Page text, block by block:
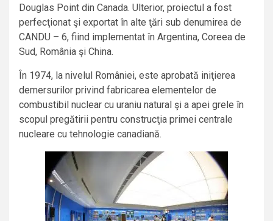
Douglas Point din Canada. Ulterior, proiectul a fost
perfecţionat şi exportat în alte ţări sub denumirea de
CANDU – 6, fiind implementat în Argentina, Coreea de
Sud, România şi China.
În 1974, la nivelul României, este aprobată iniţierea
demersurilor privind fabricarea elementelor de
combustibil nuclear cu uraniu natural şi a apei grele în
scopul pregătirii pentru construcţia primei centrale
nucleare cu tehnologie canadiană.